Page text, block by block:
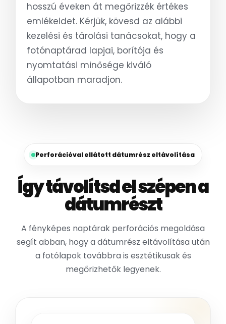
hosszú éveken át megőrizzék értékes
emlékeidet. Kérjük, kövesd az alábbi
kezelési és tárolási tanácsokat, hogy a
fotónaptárad lapjai, borítója és
nyomtatási minősége kiváló
állapotban maradjon.
Perforációval ellátott dátumrész eltávolítása
Így távolítsd el szépen a
dátumrészt
A fényképes naptárak perforációs megoldása
segít abban, hogy a dátumrész eltávolítása után
a fotólapok továbbra is esztétikusak és
megőrizhetők legyenek.